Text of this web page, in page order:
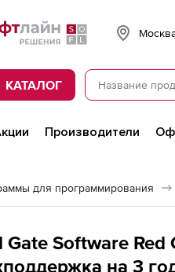
КАТАЛОГ
Производители
для программирования
Gate Software
на 3